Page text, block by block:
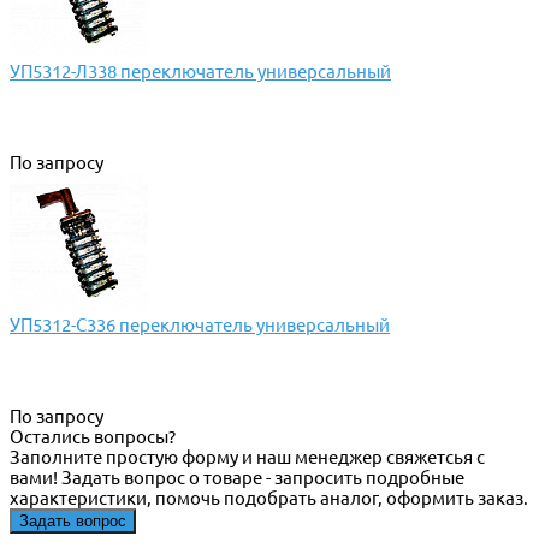
УП5312-Л338 переключатель универсальный
По запросу
УП5312-С336 переключатель универсальный
По запросу
Остались вопросы?
Заполните простую форму и наш менеджер свяжетсья с
вами! Задать вопрос о товаре - запросить подробные
характеристики, помочь подобрать аналог, оформить заказ.
Задать вопрос